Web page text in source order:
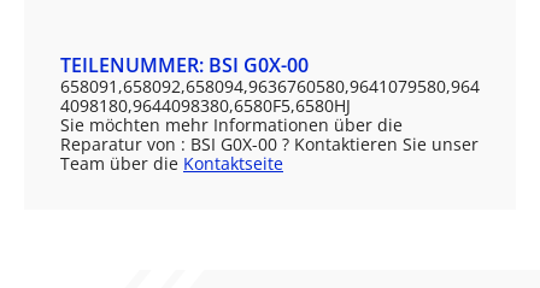
TEILENUMMER: BSI G0X-00
658091,658092,658094,9636760580,9641079580,964
4098180,9644098380,6580F5,6580HJ
Sie möchten mehr Informationen über die
Reparatur von : BSI G0X-00 ? Kontaktieren Sie unser
Team über die Kontaktseite